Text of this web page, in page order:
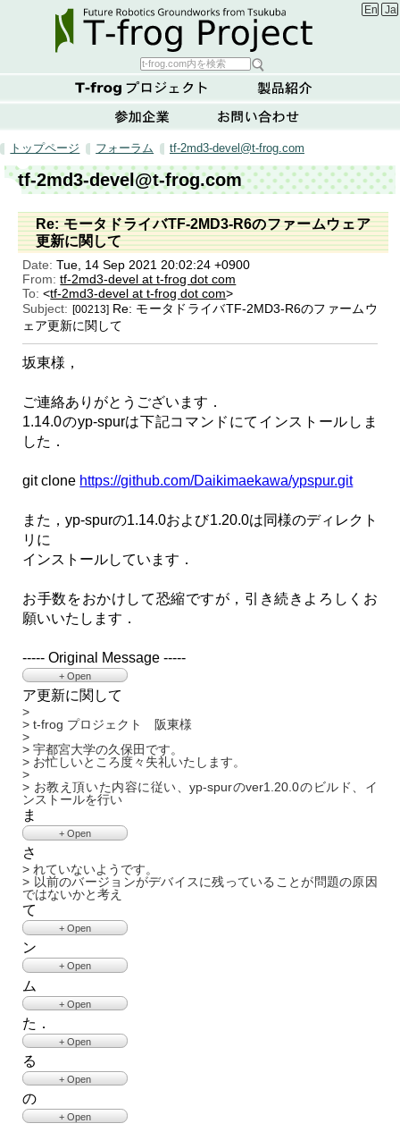
トップページ フォーラム tf-2md3-devel@t-frog.com
tf-2md3-devel@t-frog.com
Re: モータドライバTF-2MD3-R6のファームウェア
更新に関して
Date:Tue, 14 Sep 2021 20:02:24 +0900
From:tf-2md3-devel at t-frog dot com
To:<tf-2md3-devel at t-frog dot com>
Subject: [00213]Re: モータドライバTF-2MD3-R6のファームウ
ェア更新に関して
坂東様，
ご連絡ありがとうございます．
1.14.0のyp-spurは下記コマンドにてインストールしま
した．
git clone https://github.com/Daikimaekawa/ypspur.git
また，yp-spurの1.14.0および1.20.0は同様のディレクト
リに
インストールしています．
お手数をおかけして恐縮ですが，引き続きよろしくお
願いいたします．
----- Original Message -----
+ Open
> 久保田様、
>
> 1.14.0のypspurはどのような方法でインストールされたでし
ょうか？
> インストール方法次第で対策が異なりますので、
> ご連絡をお願いします。
>
> また、元のバージョン不一致の確認を優先するようでした
ら、
> cloneいただいたディレクトリの中にある、
> ypspur-coordinatorのバイナリファイルを直接実行する手段
もございます。
>
> 以上、ご検討をよろしくお願いいたします。
>
> 阪東
>
>
> ________________________________
> 差出人:tf-2md3-devel at t-frog dot com
frog dot com
> 送信日時: 火曜日, 9月 14, 2021 7:06 午後
> 宛先:tf-2md3-devel at t-frog dot com
> 件名: [tf-2md3-devel:00211] Re: モータドライバTF-2MD3-
R6のファームウェ
- Close
ア更新に関して
>
> t-frog プロジェクト 阪東様
>
> 宇都宮大学の久保田です。
> お忙しいところ度々失礼いたします。
>
> お教え頂いた内容に従い、yp-spurのver1.20.0のビルド、イ
ンストールを行い
ま
+ Open
> した。
> 動作確認のためにypspur-coordinatorを実行したところ、
> 以下のメッセージが出力されました。
>
>
++++++++++++++++++++++++++++++++++++++++++++++++++
> YamabicoProject-Spur
> Ver. 1.14.0
>
++++++++++++++++++++++++++++++++++++++++++++++++++
> Device Information
> Port : /dev/ttyACM0
> Error: Device doesn't have available YP protocol version.
>
> verが1.14.0のままになっていることから、インストールした
ver1.20.0が反映
さ
> れていないようです。
> 以前のバージョンがデバイスに残っていることが問題の原因
ではないかと考え
て
+ Open
> いるのですが、
> yp-spurのver1.14.0に関するファイルは削除する必要がある
のでしょうか。
> また、インストールしたver.1.20.0を反映させる方法はあるの
でしょうか。
>
> 対処法をご存知でしたら、ご教授いただけると幸いです。
> 引き続きよろしくお願いいたします。
>
> ----- Original Message -----
> > 宇都宮大学 久保田様、
> >
> > 返信が遅れてしまい、申し訳ございません。
> >
> > > しかしながら，以前から発生していたもう一つのエラー
ン
+ Open
> のため、
> > プロトコルの不一致が発生している可能性がございます。
> > お手数をおかけしますが、githubよりソースコードを入手
いただき、
> > 1.20.0までバージョンを進めた状態でビルトとインストー
ル、
> > 動作確認を実施いただけますでしょうか？
> > 下記コマンドで1.20.0を入手いただけます。
> > git clone --branch 1.20.0
spur.git
> > インストール方法については、
> > yp-spur/README.md
ム
+ Open
> ウェア更新に関して
> >
> > t-frog プロジェクト 阪東様，
> >
> > 宇都宮大学の久保田です．
> > お忙しいところ度々申し訳ございません．
> >
> > デバイスの認識不良についてご指摘をいただきましたの
で，確認いたしまし
た．
+ Open
> > PCとUSBポートの再接続を行ったところ，デバイスが認識
され，
> > 下記のエラーについては，発生しなくなりました．
> > Error: Can’t open serial port.
> >
> > しかしながら，以前から発生していたもう一つのエラーで
る
+ Open
> > とのご回答をいただきましたので，
> > それに合わせYP-Spurをアップデートすることを考えてお
ります．
の
+ Open